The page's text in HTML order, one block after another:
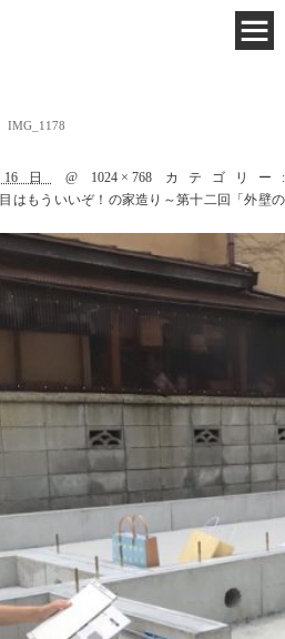
IMG_1178
日 @ 1024 × 768カテゴリー:
はもういいぞ！の家造り～第十二回「外壁の